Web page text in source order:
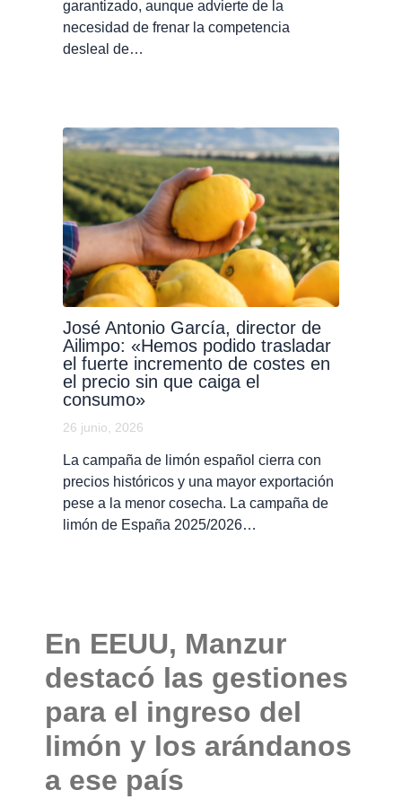
garantizado, aunque advierte de la
necesidad de frenar la competencia
desleal de…
José Antonio García, director de
Ailimpo: «Hemos podido trasladar
el fuerte incremento de costes en
el precio sin que caiga el
consumo»
26 junio, 2026
La campaña de limón español cierra con
precios históricos y una mayor exportación
pese a la menor cosecha. La campaña de
limón de España 2025/2026…
En EEUU, Manzur
destacó las gestiones
para el ingreso del
limón y los arándanos
a ese país